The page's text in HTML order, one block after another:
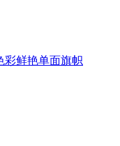
彩鲜艳单面旗帜